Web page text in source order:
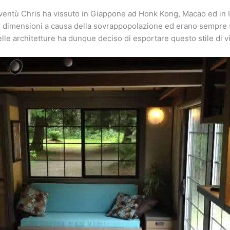
Chris ha vissuto in Giappone ad Honk Kong, Macao ed in
a causa della sovrappopolazione ed erano
architetture ha dunque deciso di esportare questo stile di